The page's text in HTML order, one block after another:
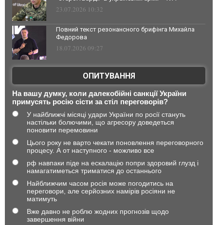
23.07.2026 10:32
Повний текст резонансного брифінга Михайла
Федорова
18.07.2026 09:27
ОПИТУВАННЯ
На вашу думку, коли далекобійні санкції України
примусять росію сісти за стіл переговорів?
У найближчі місяці удари України по росії стануть
настільки болючими, що агресору доведеться
поновити перемовини
Цього року не варто чекати поновлення переговорного
процесу. А от наступного - можливо все
рф навпаки піде на ескалацію попри здоровий глузд і
намагатиметься триматися до останнього
Найближчим часом росія може погодитись на
переговори, але серйозних намірів росіяни не
матимуть
Вже давно не роблю жодних прогнозів щодо
завершення війни